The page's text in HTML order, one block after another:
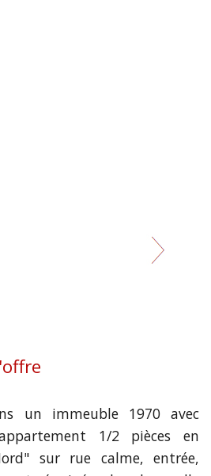
un immeuble 1970 avec
1/2 pièces en
sur rue calme, entrée,